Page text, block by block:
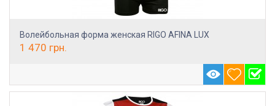
Волейбольная форма женская RIGO AFINA LUX
1 470 грн.